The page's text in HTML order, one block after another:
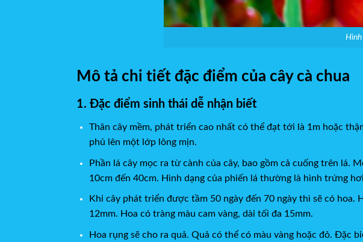
Hình
Mô tả chi tiết đặc điểm của cây cà chua
1. Đặc điểm sinh thái dễ nhận biết
Thân cây mềm, phát triển cao nhất có thể đạt tới là 1m hoặc
phủ lên một lớp lông mịn.
Phần lá cây mọc ra từ cành của cây, bao gồm cả cuống trên
10cm đến 40cm. Hình dạng của phiến lá thường là hình trứng
Khi cây phát triển được tầm 50 ngày đến 70 ngày thì sẽ có
12mm. Hoa có tràng màu cam vàng, dài tối đa 15mm.
Hoa rụng sẽ cho ra quả. Quả có thể có màu vàng hoặc đỏ. Đặc